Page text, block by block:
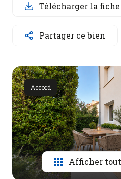
vendus
Estimation
Gestion
Contact
Télécharger la fiche
Partager ce bien
Accord
Afficher